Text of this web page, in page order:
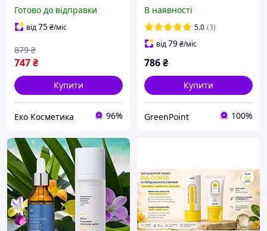
30 мл Sunscreen
moisturier serum Vitamin
Готово до відправки
від75₴/міс
747₴
879 ₴
Купити
Еко Косметика 96%
Sunscreen moisturier
serum Vitamin C SPF30, 30
мл
В наявності
5.0 (3)
від79₴/міс
786₴
Купити
GreenPoint 100%